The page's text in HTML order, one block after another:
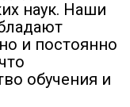
наук. Наши
и постоянно
обучения и